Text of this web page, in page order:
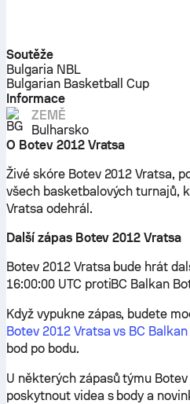
Soutěže
Bulgaria NBL
Bulgarian Basketball Cup
Informace
ZEMĚ
Bulharsko
O Botev 2012 Vratsa
Živé skóre Botev 2012 Vratsa,
všech basketbalových turnajů,
Vratsa odehrál.
Další zápas Botev 2012 Vratsa
Botev 2012 Vratsa bude hrát
16:00:00 UTC protiBC Balkan
Když vypukne zápas, budete
Botev 2012 Vratsa vs BC
bod po bodu.
U některých zápasů týmu
poskytnout videa s body a